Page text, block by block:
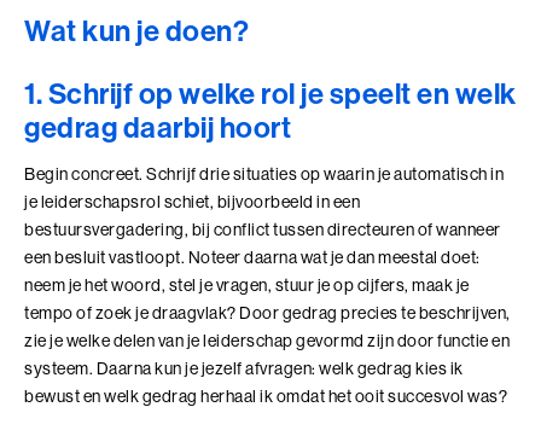
Inzicht in Ambitie
Jouw Kracht in Culturele Diversiteit
Leiden van Veranderingen
Leiden van Veranderingen (BaakBoost)
Leiderschap door Vrouwen
Leiderschap en Reflectie in de Publieke Sector
Leiderschap en Reflectie in de Publieke Sector (BaakBoost)
Leiderschap, Mens en Technologie
Wat kun je doen?
1. Schrijf op welke rol je speelt en welk
gedrag daarbij hoort
Begin concreet. Schrijf drie situaties op waarin je automatisch in
je leiderschapsrol schiet, bijvoorbeeld in een
bestuursvergadering, bij conflict tussen directeuren of wanneer
een besluit vastloopt. Noteer daarna wat je dan meestal doet:
neem je het woord, stel je vragen, stuur je op cijfers, maak je
tempo of zoek je draagvlak? Door gedrag precies te beschrijven,
zie je welke delen van je leiderschap gevormd zijn door functie en
systeem. Daarna kun je jezelf afvragen: welk gedrag kies ik
bewust en welk gedrag herhaal ik omdat het ooit succesvol was?